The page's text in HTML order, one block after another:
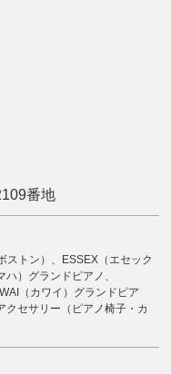
番地
ストン）、ESSEX（エセック
）グランドピアノ、
（カワイ）グランドピア
クセサリー（ピアノ椅子・カ